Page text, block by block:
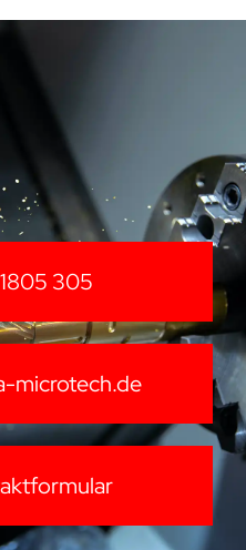
305
microtech.de